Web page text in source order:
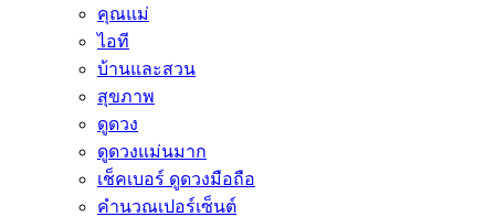
คุณแม่
ไอที
บ้านและสวน
สุขภาพ
ดูดวง
ดูดวงแม่นมาก
เช็คเบอร์ ดูดวงมือถือ
คำนวณเปอร์เซ็นต์